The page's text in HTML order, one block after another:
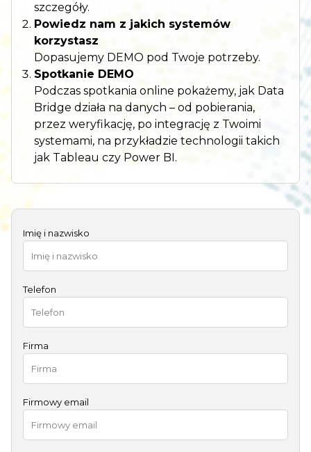
szczegóły.
Powiedz nam z jakich systemów
korzystasz
Dopasujemy DEMO pod Twoje potrzeby.
Spotkanie DEMO
Podczas spotkania online pokażemy, jak Data
Bridge działa na danych – od pobierania,
przez weryfikację, po integrację z Twoimi
systemami, na przykładzie technologii takich
jak Tableau czy Power BI.
Imię i nazwisko
Telefon
Firma
Firmowy email